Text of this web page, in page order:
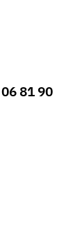
06 81 90